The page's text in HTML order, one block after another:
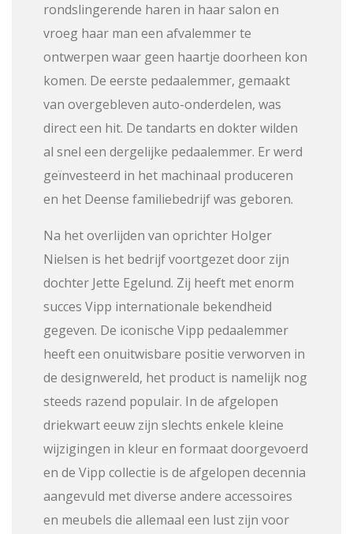
rondslingerende haren in haar salon en
vroeg haar man een afvalemmer te
ontwerpen waar geen haartje doorheen kon
komen. De eerste pedaalemmer, gemaakt
van overgebleven auto-onderdelen, was
direct een hit. De tandarts en dokter wilden
al snel een dergelijke pedaalemmer. Er werd
geïnvesteerd in het machinaal produceren
en het Deense familiebedrijf was geboren.
Na het overlijden van oprichter Holger
Nielsen is het bedrijf voortgezet door zijn
dochter Jette Egelund. Zij heeft met enorm
succes Vipp internationale bekendheid
gegeven. De iconische Vipp pedaalemmer
heeft een onuitwisbare positie verworven in
de designwereld, het product is namelijk nog
steeds razend populair. In de afgelopen
driekwart eeuw zijn slechts enkele kleine
wijzigingen in kleur en formaat doorgevoerd
en de Vipp collectie is de afgelopen decennia
aangevuld met diverse andere accessoires
en meubels die allemaal een lust zijn voor